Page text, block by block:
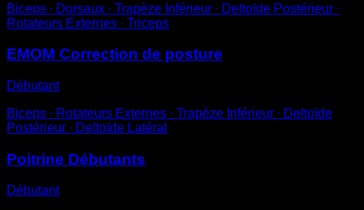
Biceps ∙ Dorsaux ∙ Trapèze Inférieur ∙ Deltoïde Postérieur ∙
Rotateurs Externes ∙ Triceps
EMOM Correction de posture
Débutant
Biceps ∙ Rotateurs Externes ∙ Trapèze Inférieur ∙ Deltoïde
Postérieur ∙ Deltoïde Latéral
Poitrine Débutants
Débutant